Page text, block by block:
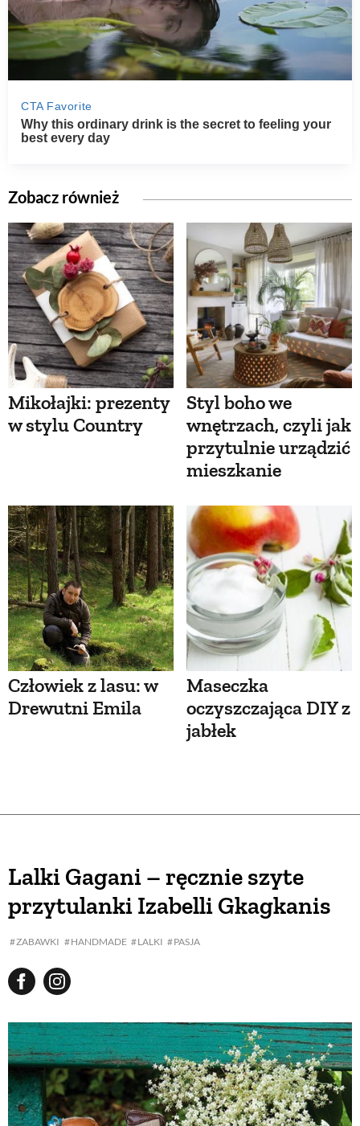
Zobacz również
Mikołajki: prezenty
w stylu Country
Styl boho we
wnętrzach, czyli jak
przytulnie urządzić
mieszkanie
Człowiek z lasu: w
Drewutni Emila
Maseczka
oczyszczająca DIY z
jabłek
Lalki Gagani – ręcznie szyte
przytulanki Izabelli Gkagkanis
ZABAWKI HANDMADE LALKI PASJA